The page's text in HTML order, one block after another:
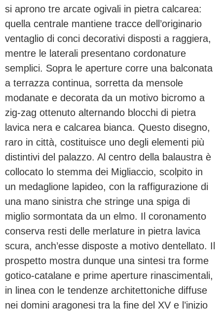
si aprono tre arcate ogivali in pietra calcarea:
quella centrale mantiene tracce dell’originario
ventaglio di conci decorativi disposti a raggiera,
mentre le laterali presentano cordonature
semplici. Sopra le aperture corre una balconata
a terrazza continua, sorretta da mensole
modanate e decorata da un motivo bicromo a
zig-zag ottenuto alternando blocchi di pietra
lavica nera e calcarea bianca. Questo disegno,
raro in città, costituisce uno degli elementi più
distintivi del palazzo. Al centro della balaustra è
collocato lo stemma dei Migliaccio, scolpito in
un medaglione lapideo, con la raffigurazione di
una mano sinistra che stringe una spiga di
miglio sormontata da un elmo. Il coronamento
conserva resti delle merlature in pietra lavica
scura, anch’esse disposte a motivo dentellato. Il
prospetto mostra dunque una sintesi tra forme
gotico-catalane e prime aperture rinascimentali,
in linea con le tendenze architettoniche diffuse
nei domini aragonesi tra la fine del XV e l’inizio